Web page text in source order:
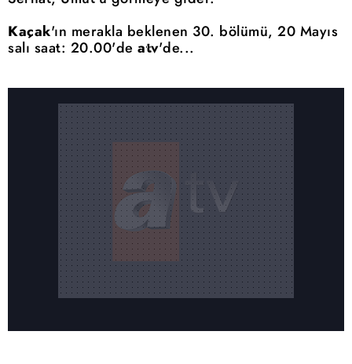
Kaçak'ın merakla beklenen 30. bölümü, 20 Mayıs
salı saat: 20.00'de atv'de...